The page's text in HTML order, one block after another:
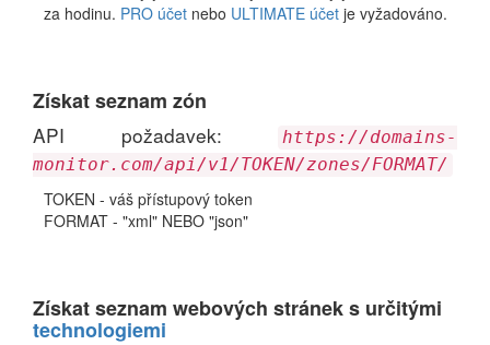
za hodinu. PRO účet nebo ULTIMATE účet je vyžadováno.
Získat seznam zón
API požadavek:
https://domains-
monitor.com/api/v1/TOKEN/zones/FORMAT/
TOKEN - váš přístupový token
FORMAT - "xml" NEBO "json"
Získat seznam webových stránek s určitými
technologiemi